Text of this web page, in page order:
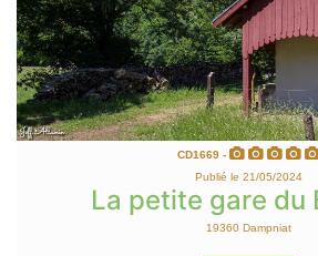
CD1669 -
Publié le 21/05/2024
La petite gare du
19360 Dampniat